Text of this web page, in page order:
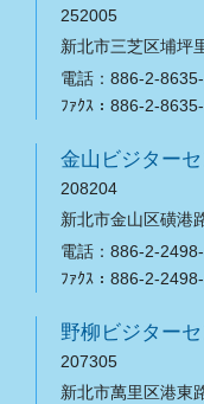
252005
新北市三芝区埔坪
電話：886-2-
ﾌｧｸｽ：886-2-
金山ビジター
208204
新北市金山区磺港
電話：886-2-
ﾌｧｸｽ：886-2-
野柳ビジター
207305
新北市萬里区港東